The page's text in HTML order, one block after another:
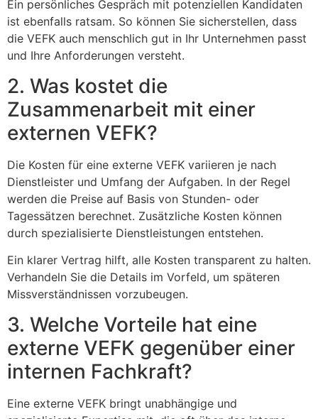
Ein persönliches Gespräch mit potenziellen Kandidaten
ist ebenfalls ratsam. So können Sie sicherstellen, dass
die VEFK auch menschlich gut in Ihr Unternehmen passt
und Ihre Anforderungen versteht.
2. Was kostet die
Zusammenarbeit mit einer
externen VEFK?
Die Kosten für eine externe VEFK variieren je nach
Dienstleister und Umfang der Aufgaben. In der Regel
werden die Preise auf Basis von Stunden- oder
Tagessätzen berechnet. Zusätzliche Kosten können
durch spezialisierte Dienstleistungen entstehen.
Ein klarer Vertrag hilft, alle Kosten transparent zu halten.
Verhandeln Sie die Details im Vorfeld, um späteren
Missverständnissen vorzubeugen.
3. Welche Vorteile hat eine
externe VEFK gegenüber einer
internen Fachkraft?
Eine externe VEFK bringt unabhängige und